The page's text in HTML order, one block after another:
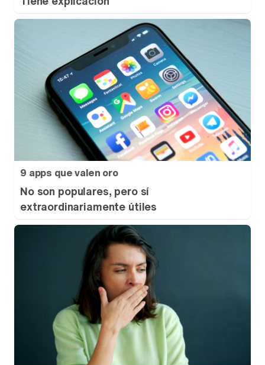
9 apps que valen oro
No son populares, pero sí
extraordinariamente útiles